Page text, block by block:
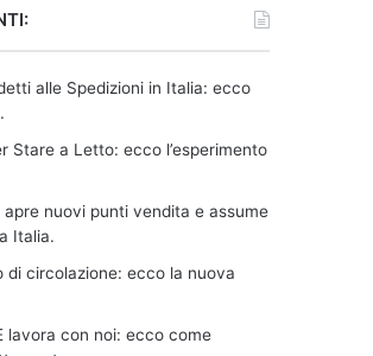
alle Spedizioni in Italia: ecco
Stare a Letto: ecco l’esperimento
apre nuovi punti vendita e assume
Italia.
di circolazione: ecco la nuova
lavora con noi: ecco come